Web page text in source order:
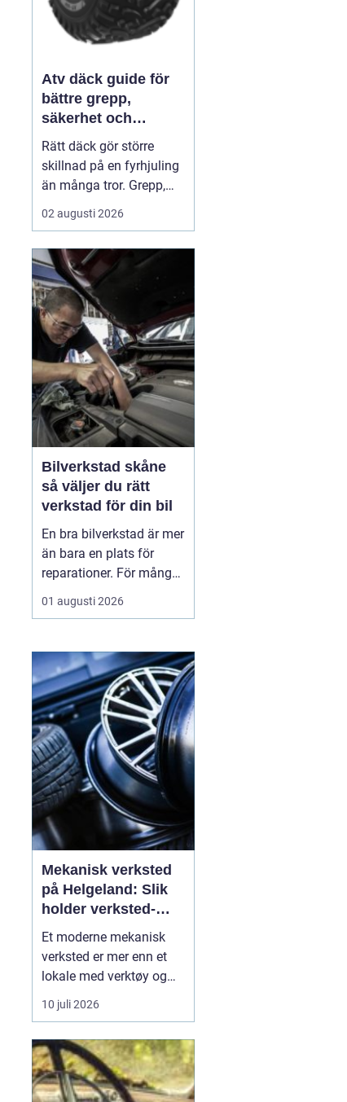
Atv däck guide för
bättre grepp,
säkerhet och
körglädje
Rätt däck gör större
skillnad på en fyrhjuling
än många tror. Grepp,
komfort, stabilitet och
hur snabbt däcken slits
vilket mönster, vilken
dimension och vilket
lufttryck som används.
För arbete på gården, lek
i skogen eller kö...
02 augusti 2026
Bilverkstad skåne
så väljer du rätt
verkstad för din bil
En bra bilverkstad är mer
än bara en plats för
reparationer. För många
bilägare i Skåne handlar
valet av verkstad om
säkra resor året runt och
ett rimligt bilägande över
tid. När servicen sköts i
rätt tid, med rätt kunskap
och rä...
01 augusti 2026
Mekanisk verksted
på Helgeland: Slik
holder verksted-
maskiner i gang
Et moderne mekanisk
verksted er mer enn et
lokale med verktøy og
sveiseapparat. For
mange bedrifter er
som sørger for at
maskiner, kjøretøy og
produksjonsutstyr ikke
10 juli 2026